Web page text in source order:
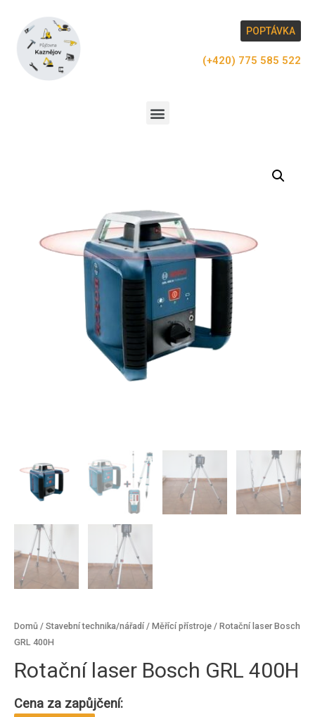
POPTÁVKA
(+420) 775 585 522
Domů / Stavební technika/nářadí/ Měřící přístroje / Rotační laser Bosch
GRL 400H
Rotační laser Bosch GRL 400H
Cena za zapůjčení: